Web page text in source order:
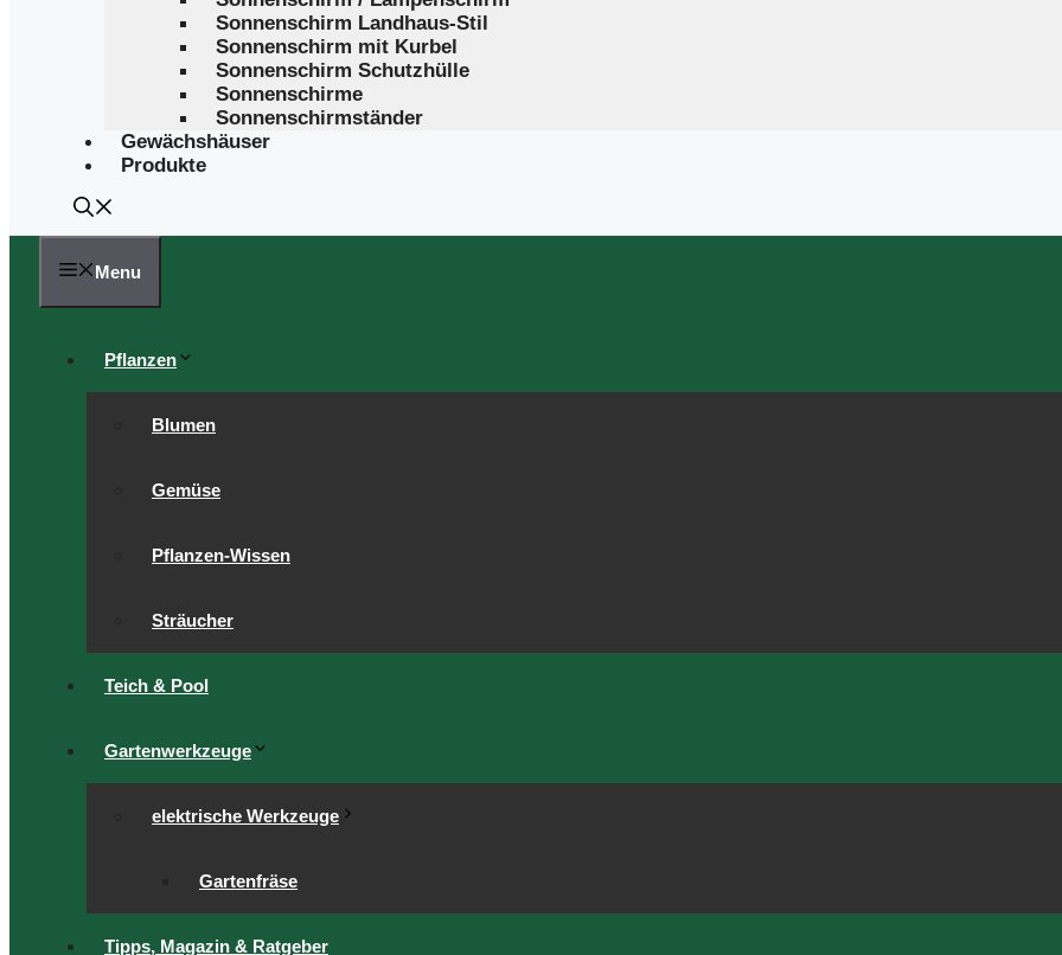
Sonnenschirm Landhaus-Stil
Sonnenschirm mit Kurbel
Sonnenschirm Schutzhülle
Sonnenschirme
Sonnenschirmständer
Gewächshäuser
Produkte
Menu
Pflanzen
Blumen
Gemüse
Pflanzen-Wissen
Sträucher
Teich & Pool
Gartenwerkzeuge
elektrische Werkzeuge
Gartenfräse
Tipps, Magazin & Ratgeber